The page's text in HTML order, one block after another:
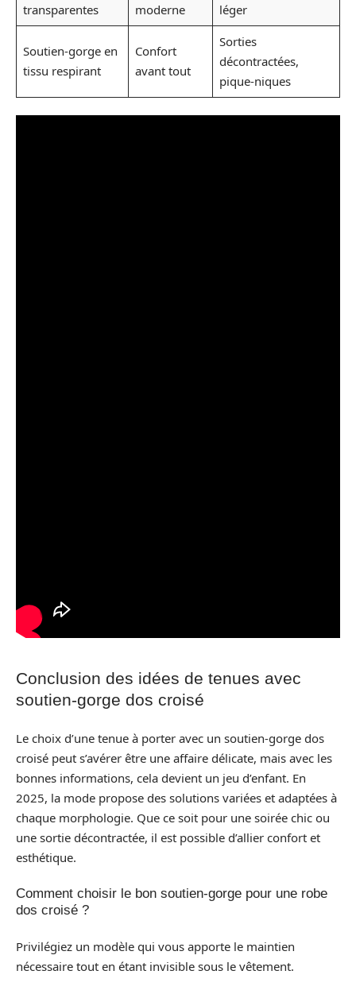
transparentes
moderne
léger
Soutien-gorge en
tissu respirant
Confort
avant tout
Sorties
décontractées,
pique-niques
Conclusion des idées de tenues avec
soutien-gorge dos croisé
Le choix d’une tenue à porter avec un soutien-gorge dos
croisé peut s’avérer être une affaire délicate, mais avec les
bonnes informations, cela devient un jeu d’enfant. En
2025, la mode propose des solutions variées et adaptées à
chaque morphologie. Que ce soit pour une soirée chic ou
une sortie décontractée, il est possible d’allier confort et
esthétique.
Comment choisir le bon soutien-gorge pour une robe
dos croisé ?
Privilégiez un modèle qui vous apporte le maintien
nécessaire tout en étant invisible sous le vêtement.